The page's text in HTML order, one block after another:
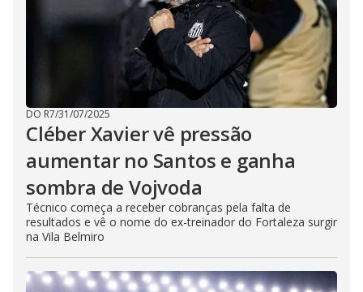
DO R7/31/07/2025
Cléber Xavier vê pressão
aumentar no Santos e ganha
sombra de Vojvoda
Técnico começa a receber cobranças pela falta de
resultados e vê o nome do ex-treinador do Fortaleza surgir
na Vila Belmiro